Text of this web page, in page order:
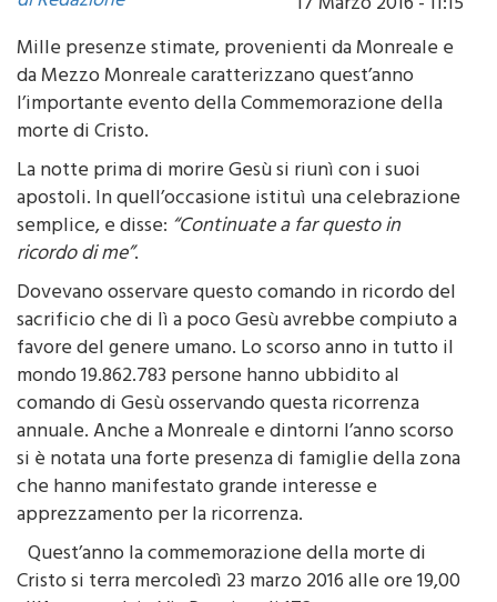
Mille presenze stimate, provenienti da Monreale e
da Mezzo Monreale caratterizzano quest’anno
l’importante evento della Commemorazione della
morte di Cristo.
La notte prima di morire Gesù si riunì con i suoi
apostoli. In quell’occasione istituì una celebrazione
semplice, e disse:“Continuate a far questo in
ricordo di me”.
Dovevano osservare questo comando in ricordo del
sacrificio che di lì a poco Gesù avrebbe compiuto a
favore del genere umano. Lo scorso anno in tutto il
mondo 19.862.783 persone hanno ubbidito al
comando di Gesù osservando questa ricorrenza
annuale. Anche a Monreale e dintorni l’anno scorso
si è notata una forte presenza di famiglie della zona
che hanno manifestato grande interesse e
apprezzamento per la ricorrenza.
Quest’anno la commemorazione della morte di
Cristo si terra mercoledì 23 marzo 2016 alle ore 19,00
all’Acquapark in Via Pezzingoli 172.